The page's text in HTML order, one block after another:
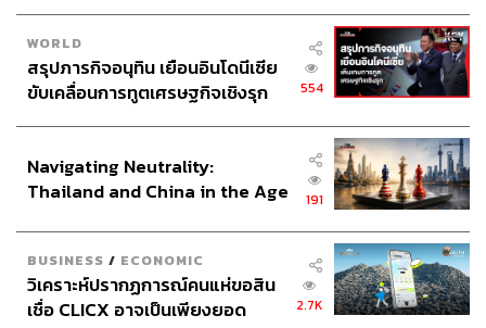
WORLD
สรุปภารกิจอนุทิน เยือนอินโดนีเซีย
ขับเคลื่อนการทูตเศรษฐกิจเชิงรุก
554
Navigating Neutrality:
Thailand and China in the Age
191
BUSINESS / ECONOMIC
วิเคราะห์ปรากฏการณ์คนแห่ขอสิน
เชื่อ CLICX อาจเป็นเพียงยอด
2.7K